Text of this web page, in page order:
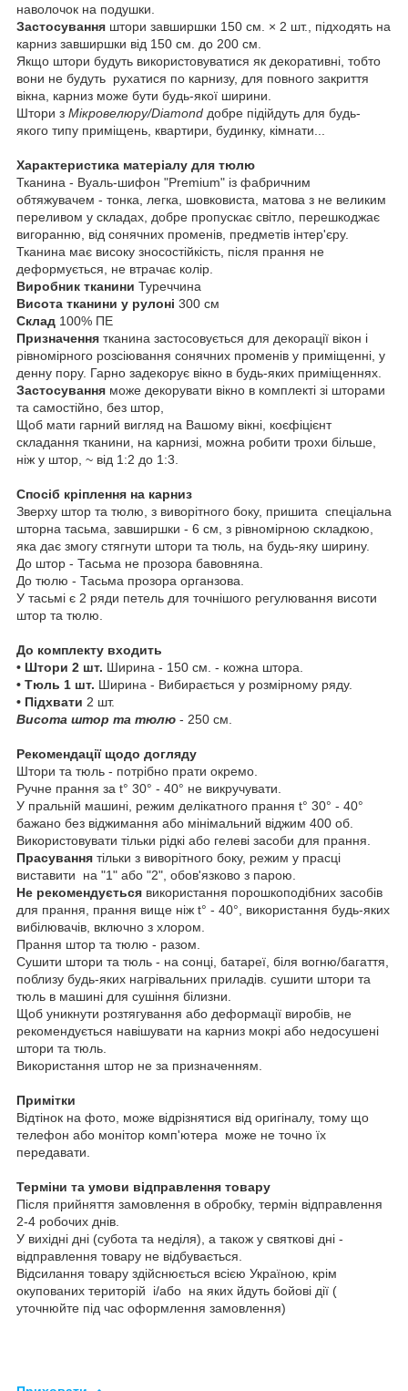
наволочок на подушки.
Застосування штори завширшки 150 см. × 2 шт., підходять на
карниз завширшки від 150 см. до 200 см.
Якщо штори будуть використовуватися як декоративні, тобто
вони не будуть рухатися по карнизу, для повного закриття
вікна, карниз може бути будь-якої ширини.
Штори з Мікровелюру/Diamond добре підійдуть для будь-
якого типу приміщень, квартири, будинку, кімнати...
Характеристика матеріалу для тюлю
Тканина - Вуаль-шифон "Premium" із фабричним
обтяжувачем - тонка, легка, шовковиста, матова з не великим
переливом у складах, добре пропускає світло, перешкоджає
вигоранню, від сонячних променів, предметів інтер'єру.
Тканина має високу зносостійкість, після прання не
деформується, не втрачає колір.
Виробник тканини Туреччина
Висота тканини у рулоні 300 см
Склад 100% ПЕ
Призначення тканина застосовується для декорації вікон і
рівномірного розсіювання сонячних променів у приміщенні, у
денну пору. Гарно задекорує вікно в будь-яких приміщеннях.
Застосування може декорувати вікно в комплекті зі шторами
та самостійно, без штор,
Щоб мати гарний вигляд на Вашому вікні, коєфіцієнт
складання тканини, на карнизі, можна робити трохи більше,
ніж у штор, ~ від 1:2 до 1:3.
Спосіб кріплення на карниз
Зверху штор та тюлю, з виворітного боку, пришита спеціальна
шторна тасьма, завширшки - 6 см, з рівномірною складкою,
яка дає змогу стягнути штори та тюль, на будь-яку ширину.
До штор - Тасьма не прозора бавовняна.
До тюлю - Тасьма прозора органзова.
У тасьмі є 2 ряди петель для точнішого регулювання висоти
штор та тюлю.
До комплекту входить
• Штори 2 шт. Ширина - 150 см. - кожна штора.
• Тюль 1 шт. Ширина - Вибирається у розмірному ряду.
• Підхвати 2 шт.
Висота штор та тюлю - 250 см.
Рекомендації щодо догляду
Штори та тюль - потрібно прати окремо.
Ручне прання за t° 30° - 40° не викручувати.
У пральній машині, режим делікатного прання t° 30° - 40°
бажано без віджимання або мінімальний віджим 400 об.
Використовувати тільки рідкі або гелеві засоби для прання.
Прасування тільки з виворітного боку, режим у прасці
виставити на "1" або "2", обов'язково з парою.
Не рекомендується використання порошкоподібних засобів
для прання, прання вище ніж t° - 40°, використання будь-яких
вибілювачів, включно з хлором.
Прання штор та тюлю - разом.
Сушити штори та тюль - на сонці, батареї, біля вогню/багаття,
поблизу будь-яких нагрівальних приладів. сушити штори та
тюль в машині для сушіння білизни.
Щоб уникнути розтягування або деформації виробів, не
рекомендується навішувати на карниз мокрі або недосушені
штори та тюль.
Використання штор не за призначенням.
Примітки
Відтінок на фото, може відрізнятися від оригіналу, тому що
телефон або монітор комп'ютера може не точно їх
передавати.
Терміни та умови відправлення товару
Після прийняття замовлення в обробку, термін відправлення
2-4 робочих днів.
У вихідні дні (субота та неділя), а також у святкові дні -
відправлення товару не відбувається.
Відсилання товару здійснюється всією Україною, крім
окупованих територій і/або на яких йдуть бойові дії (
уточнюйте під час оформлення замовлення)